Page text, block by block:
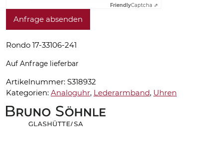
FriendlyCaptcha ⇗
Anfrage absenden
Rondo 17-33106-241
Auf Anfrage lieferbar
Artikelnummer: S318932
Kategorien: Analoguhr, Lederarmband, Uhren